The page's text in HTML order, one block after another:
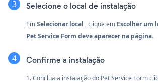
Selecione o local de instalação
EmSelecionar local , clique em Escolher um
Pet Service Form deve aparecer na página.
Confirme a instalação
1. Conclua a instalação do Pet Service Form